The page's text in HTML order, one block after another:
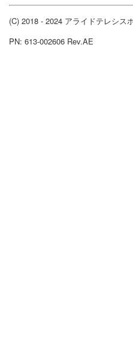
(C) 2018 - 2024 アライドテレシス
PN: 613-002606 Rev.AE